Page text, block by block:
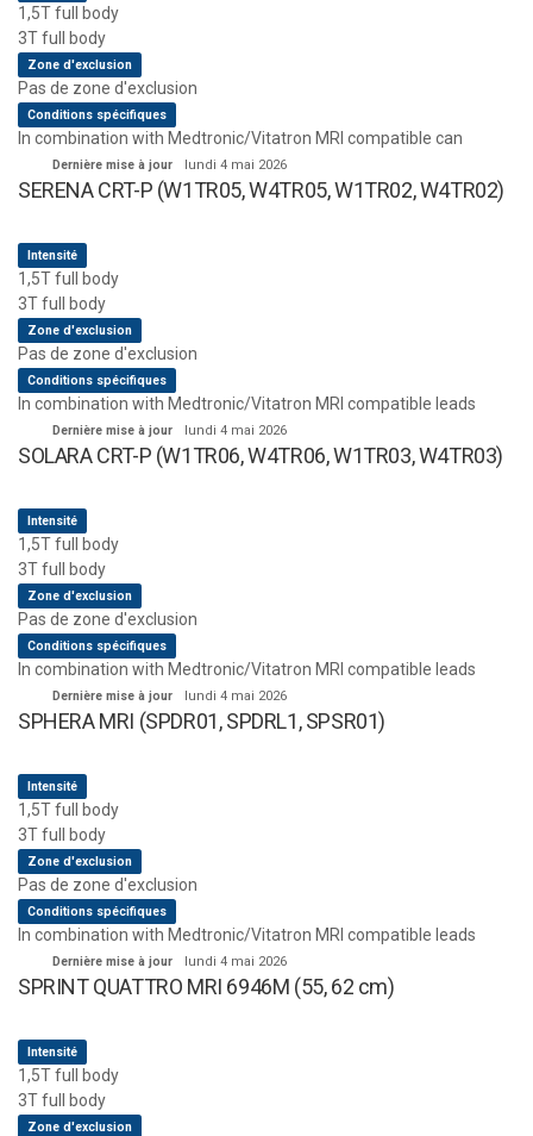
1,5T full body
3T full body
Zone d'exclusion
Pas de zone d'exclusion
Conditions spécifiques
In combination with Medtronic/Vitatron MRI compatible can
Dernière mise à jour lundi 4 mai 2026
SERENA CRT-P (W1TR05, W4TR05, W1TR02, W4TR02)
Intensité
1,5T full body
3T full body
Zone d'exclusion
Pas de zone d'exclusion
Conditions spécifiques
In combination with Medtronic/Vitatron MRI compatible leads
Dernière mise à jour lundi 4 mai 2026
SOLARA CRT-P (W1TR06, W4TR06, W1TR03, W4TR03)
Intensité
1,5T full body
3T full body
Zone d'exclusion
Pas de zone d'exclusion
Conditions spécifiques
In combination with Medtronic/Vitatron MRI compatible leads
Dernière mise à jour lundi 4 mai 2026
SPHERA MRI (SPDR01, SPDRL1, SPSR01)
Intensité
1,5T full body
3T full body
Zone d'exclusion
Pas de zone d'exclusion
Conditions spécifiques
In combination with Medtronic/Vitatron MRI compatible leads
Dernière mise à jour lundi 4 mai 2026
SPRINT QUATTRO MRI 6946M (55, 62 cm)
Intensité
1,5T full body
3T full body
Zone d'exclusion